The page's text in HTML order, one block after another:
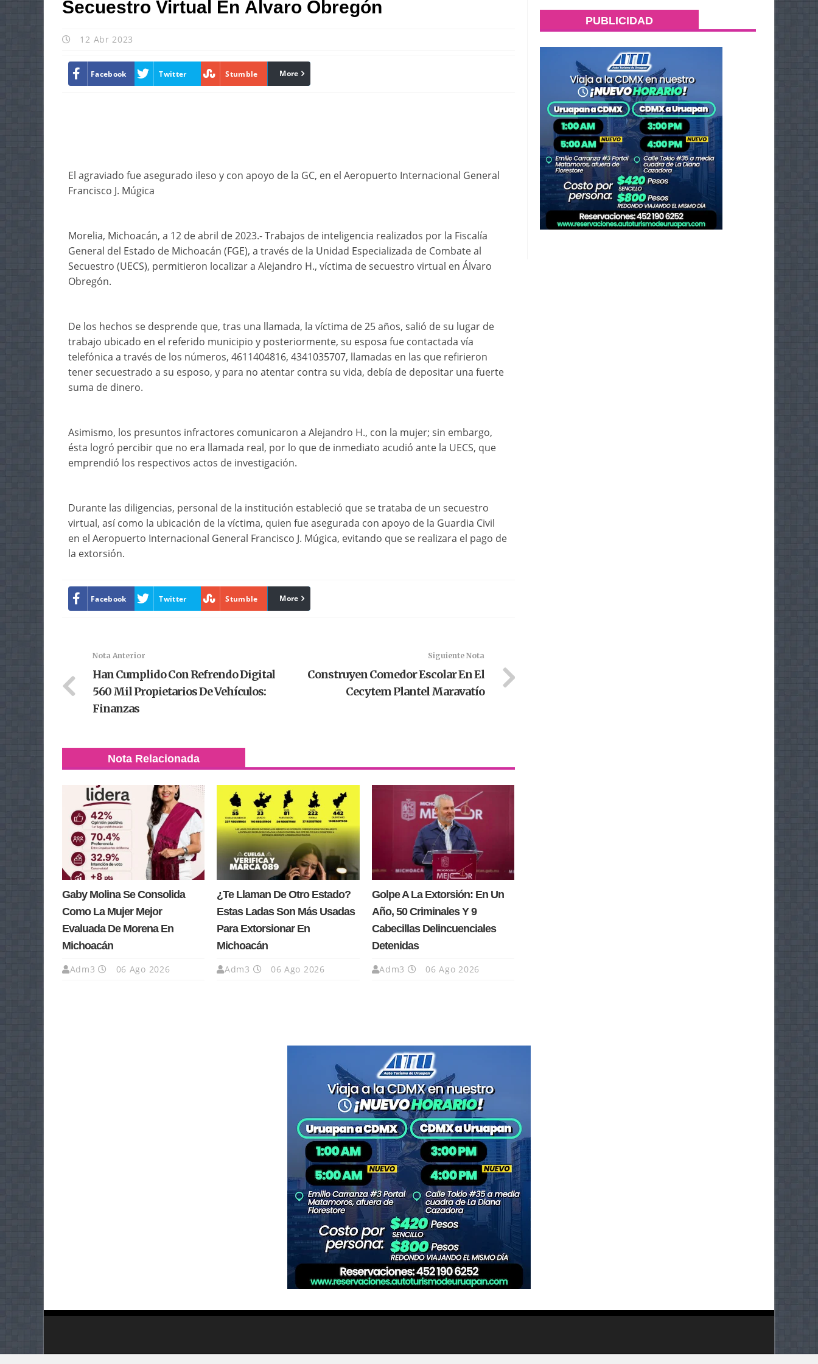
Secuestro Virtual En Álvaro Obregón
12 Abr 2023
Facebook Twitter Stumble linkedin
More
El agraviado fue asegurado ileso y con apoyo de la GC, en el Aeropuerto Internacional General
Francisco J. Múgica
Morelia, Michoacán, a 12 de abril de 2023.- Trabajos de inteligencia realizados por la Fiscalía
General del Estado de Michoacán (FGE), a través de la Unidad Especializada de Combate al
Secuestro (UECS), permitieron localizar a Alejandro H., víctima de secuestro virtual en Álvaro
Obregón.
De los hechos se desprende que, tras una llamada, la víctima de 25 años, salió de su lugar de
trabajo ubicado en el referido municipio y posteriormente, su esposa fue contactada vía
telefónica a través de los números, 4611404816, 4341035707, llamadas en las que refirieron
tener secuestrado a su esposo, y para no atentar contra su vida, debía de depositar una fuerte
suma de dinero.
Asimismo, los presuntos infractores comunicaron a Alejandro H., con la mujer; sin embargo,
ésta logró percibir que no era llamada real, por lo que de inmediato acudió ante la UECS, que
emprendió los respectivos actos de investigación.
Durante las diligencias, personal de la institución estableció que se trataba de un secuestro
virtual, así como la ubicación de la víctima, quien fue asegurada con apoyo de la Guardia Civil
en el Aeropuerto Internacional General Francisco J. Múgica, evitando que se realizara el pago de
la extorsión.
Facebook Twitter Stumble linkedin
More
Nota Anterior
Han Cumplido Con Refrendo Digital
560 Mil Propietarios De Vehículos:
Finanzas
Siguiente Nota
Construyen Comedor Escolar En El
Cecytem Plantel Maravatío
Nota Relacionada
Gaby Molina Se Consolida
Como La Mujer Mejor
Evaluada De Morena En
Michoacán
Adm3 06 Ago 2026
¿Te Llaman De Otro Estado?
Estas Ladas Son Más Usadas
Para Extorsionar En
Michoacán
Adm3 06 Ago 2026
Golpe A La Extorsión: En Un
Año, 50 Criminales Y 9
Cabecillas Delincuenciales
Detenidas
Adm3 06 Ago 2026
PUBLICIDAD